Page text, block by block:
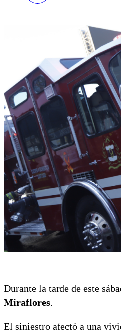
Durante la tarde de este
Miraflores.
El siniestro afectó a una